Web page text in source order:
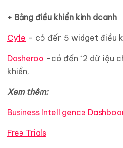
+ Bảng điều khiển kinh doanh
Cyfe – có đến 5 widget điều
Dasheroo –có đến 12 dữ liệu
khiển,
Xem thêm:
Business Intelligence
Free Trials